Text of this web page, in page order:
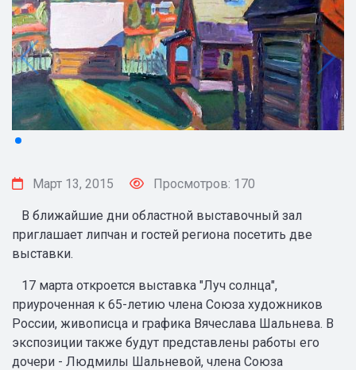
Март 13, 2015 Просмотров: 170
В ближайшие дни областной выставочный зал
приглашает липчан и гостей региона посетить две
выставки.
17 марта откроется выставка "Луч солнца",
приуроченная к 65-летию члена Союза художников
России, живописца и графика Вячеслава Шальнева. В
экспозиции также будут представлены работы его
дочери - Людмилы Шальневой, члена Союза